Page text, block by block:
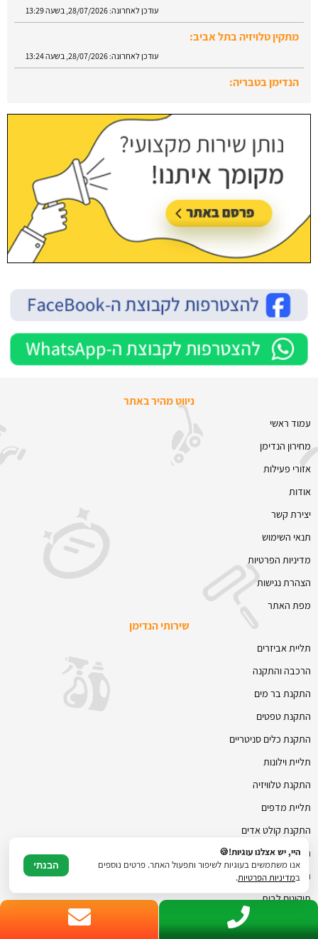
עודכן לאחרונה: 28/07/2026, בשעה 13:24
הנדימן בטבריה:
עודכן לאחרונה: 28/07/2026, בשעה 13:52
הנדימן בראש העין:
ניווט מהיר באתר
עמוד ראשי
מחירון הנדימן
אזורי פעילות
אודות
יצירת קשר
תנאי השימוש
מדיניות הפרטיות
הצהרת נגישות
מפת האתר
שירותי הנדימן
תליית אביזרים
הרכבה והתקנה
התקנת בר מים
התקנת טפטים
התקנת כלים סניטריים
תליית וילונות
התקנת טלוויזיה
תליית מדפים
התקנת קולט אדים
התקנת חבל כביסה
תיקון דלתות
תיקונים לבית
היי, יש אצלנו עוגיות!🍪
אנו משתמשים בעוגיות לשיפור ותפעול האתר. פרטים נוספים
במדיניות הפרטיות.
הבנתי